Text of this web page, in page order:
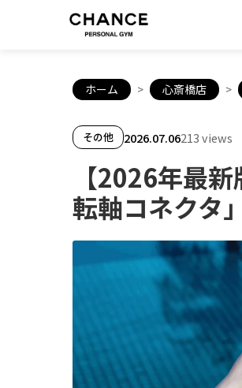
ホーム > 心斎橋店 >
その他 2026.07.06213 views
【2026年最
転軸コネクタ